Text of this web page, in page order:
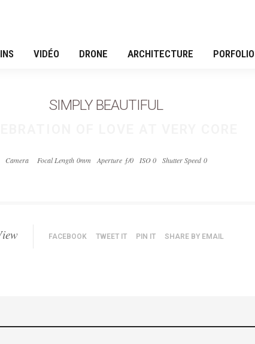
VIDÉO DRONE ARCHITECTURE PORFOLIO
SIMPLY BEAUTIFUL
Camera Focal Length 0mm Aperture ƒ/0 ISO 0 Shutter Speed 0
FACEBOOK TWEET IT PIN IT SHARE BY EMAIL